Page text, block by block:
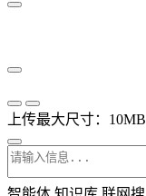
上传最大尺寸：10MB